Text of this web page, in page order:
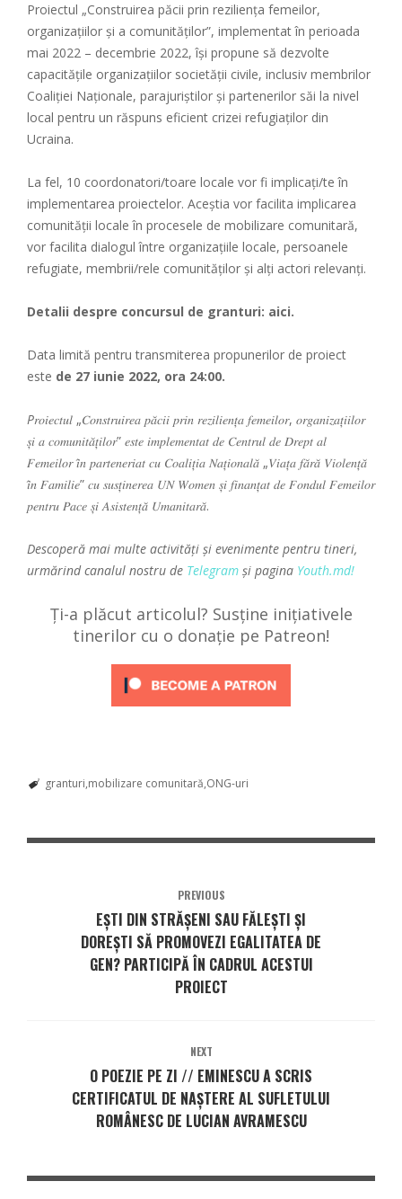
Proiectul „Construirea păcii prin reziliența femeilor,
organizațiilor și a comunităților”, implementat în perioada
mai 2022 – decembrie 2022, își propune să dezvolte
capacitățile organizațiilor societății civile, inclusiv membrilor
Coaliției Naționale, parajuriștilor și partenerilor săi la nivel
local pentru un răspuns eficient crizei refugiaților din
Ucraina.
La fel, 10 coordonatori/toare locale vor fi implicați/te în
implementarea proiectelor. Aceștia vor facilita implicarea
comunității locale în procesele de mobilizare comunitară,
vor facilita dialogul între organizațiile locale, persoanele
refugiate, membrii/rele comunităților și alți actori relevanți.
Detalii despre concursul de granturi: aici.
Data limită pentru transmiterea propunerilor de proiect
este de 27 iunie 2022, ora 24:00.
P𝑟𝑜𝑖𝑒𝑐𝑡𝑢𝑙 „𝐶𝑜𝑛𝑠𝑡𝑟𝑢𝑖𝑟𝑒𝑎 𝑝𝑎̆𝑐𝑖𝑖 𝑝𝑟𝑖𝑛 𝑟𝑒𝑧𝑖𝑙𝑖𝑒𝑛𝑡̦𝑎 𝑓𝑒𝑚𝑒𝑖𝑙𝑜𝑟, 𝑜𝑟𝑔𝑎𝑛𝑖𝑧𝑎𝑡̦𝑖𝑖𝑙𝑜𝑟
𝑠̦𝑖 𝑎 𝑐𝑜𝑚𝑢𝑛𝑖𝑡𝑎̆𝑡̦𝑖𝑙𝑜𝑟” 𝑒𝑠𝑡𝑒 𝑖𝑚𝑝𝑙𝑒𝑚𝑒𝑛𝑡𝑎𝑡 𝑑𝑒 𝐶𝑒𝑛𝑡𝑟𝑢𝑙 𝑑𝑒 𝐷𝑟𝑒𝑝𝑡 𝑎𝑙
𝐹𝑒𝑚𝑒𝑖𝑙𝑜𝑟 𝑖̂𝑛 𝑝𝑎𝑟𝑡𝑒𝑛𝑒𝑟𝑖𝑎𝑡 𝑐𝑢 𝐶𝑜𝑎𝑙𝑖𝑡̦𝑖𝑎 𝑁𝑎𝑡̦𝑖𝑜𝑛𝑎𝑙𝑎̆ „𝑉𝑖𝑎𝑡̦𝑎 𝑓𝑎̆𝑟𝑎̆ 𝑉𝑖𝑜𝑙𝑒𝑛𝑡̦𝑎̆
𝑖̂𝑛 𝐹𝑎𝑚𝑖𝑙𝑖𝑒” 𝑐𝑢 𝑠𝑢𝑠𝑡̦𝑖𝑛𝑒𝑟𝑒𝑎 𝑈𝑁 𝑊𝑜𝑚𝑒𝑛 𝑠̦𝑖 𝑓𝑖𝑛𝑎𝑛𝑡̦𝑎𝑡 𝑑𝑒 𝐹𝑜𝑛𝑑𝑢𝑙 𝐹𝑒𝑚𝑒𝑖𝑙𝑜𝑟
𝑝𝑒𝑛𝑡𝑟𝑢 𝑃𝑎𝑐𝑒 𝑠̦𝑖 𝐴𝑠𝑖𝑠𝑡𝑒𝑛𝑡̦𝑎̆ 𝑈𝑚𝑎𝑛𝑖𝑡𝑎𝑟𝑎̆.
Descoperă mai multe activități și evenimente pentru tineri,
urmărind canalul nostru de Telegram și pagina Youth.md!
Ți-a plăcut articolul? Susține inițiativele
tinerilor cu o donație pe Patreon!
granturi mobilizare comunitară ONG-uri
PREVIOUS
EȘTI DIN STRĂȘENI SAU FĂLEȘTI ȘI
DOREȘTI SĂ PROMOVEZI EGALITATEA DE
GEN? PARTICIPĂ ÎN CADRUL ACESTUI
PROIECT
NEXT
O POEZIE PE ZI // EMINESCU A SCRIS
CERTIFICATUL DE NAȘTERE AL SUFLETULUI
ROMÂNESC DE LUCIAN AVRAMESCU